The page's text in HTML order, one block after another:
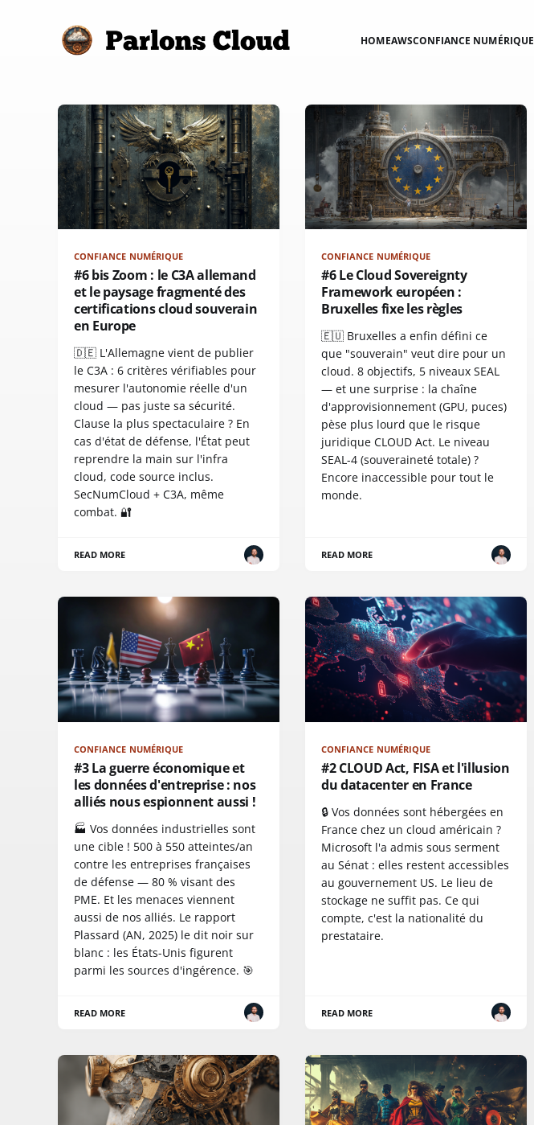
HOMEAWSCONFIANCE NUMÉRIQUE
CONFIANCE NUMÉRIQUE
#6 bis Zoom : le C3A allemand
et le paysage fragmenté des
certifications cloud souverain
en Europe
🇩🇪 L'Allemagne vient de publier
le C3A : 6 critères vérifiables pour
mesurer l'autonomie réelle d'un
cloud — pas juste sa sécurité.
Clause la plus spectaculaire ? En
cas d'état de défense, l'État peut
reprendre la main sur l'infra
cloud, code source inclus.
SecNumCloud + C3A, même
combat. 🔐
READ MORE
CONFIANCE NUMÉRIQUE
#6 Le Cloud Sovereignty
Framework européen :
Bruxelles fixe les règles
🇪🇺 Bruxelles a enfin défini ce
que "souverain" veut dire pour un
cloud. 8 objectifs, 5 niveaux SEAL
— et une surprise : la chaîne
d'approvisionnement (GPU, puces)
pèse plus lourd que le risque
juridique CLOUD Act. Le niveau
SEAL-4 (souveraineté totale) ?
Encore inaccessible pour tout le
monde.
READ MORE
CONFIANCE NUMÉRIQUE
#3 La guerre économique et
les données d'entreprise : nos
alliés nous espionnent aussi !
🏭 Vos données industrielles sont
une cible ! 500 à 550 atteintes/an
contre les entreprises françaises
de défense — 80 % visant des
PME. Et les menaces viennent
aussi de nos alliés. Le rapport
Plassard (AN, 2025) le dit noir sur
blanc : les États-Unis figurent
parmi les sources d'ingérence. 🎯
READ MORE
CONFIANCE NUMÉRIQUE
#2 CLOUD Act, FISA et l'illusion
du datacenter en France
🔒 Vos données sont hébergées en
France chez un cloud américain ?
Microsoft l'a admis sous serment
au Sénat : elles restent accessibles
au gouvernement US. Le lieu de
stockage ne suffit pas. Ce qui
compte, c'est la nationalité du
prestataire.
READ MORE